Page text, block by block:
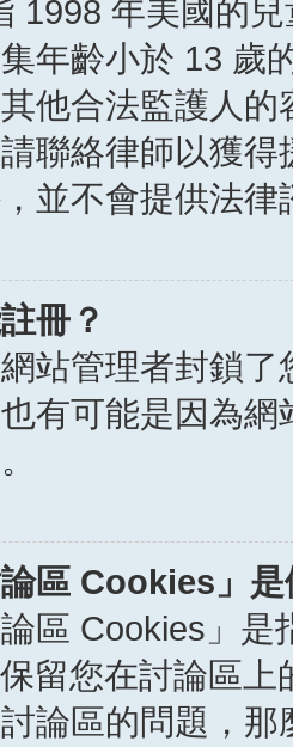
1998 年美國的
年齡小於 13 歲
他合法監護人
聯絡律師以獲
並不會提供法
冊？
站管理者封鎖
有可能是因為
論區 Cookies」
論區 Cookies」
留您在討論區
論區的問題，